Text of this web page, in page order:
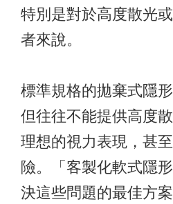
特別是對於高度散光
者來說。
標準規格的拋棄式隱
但往往不能提供高度
理想的視力表現，甚
險。「客製化軟式隱
決這些問題的最佳方